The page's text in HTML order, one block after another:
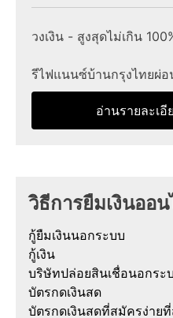
วงเงิน - สูงสุดไม่เกิน
รีไฟแนนซ์บ้านกรุงไทยผ่
อ่านรายละเ
วิธีการยืมเงินออ
กู้ยืมเงินนอกระบบ
กู้เงิน
บริษัทปล่อยสินเชื่อนอกระ
บัตรกดเงินสด
บัตรกดเงินสดที่สมัครง่าย